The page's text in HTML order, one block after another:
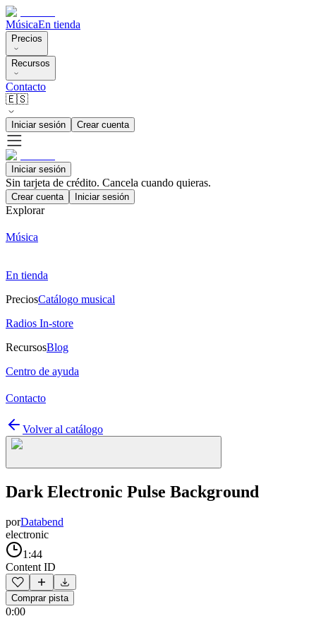
MúsicaEn tienda
Precios
Recursos
Contacto
🇪🇸
Iniciar sesión Crear cuenta
Iniciar sesión
Sin tarjeta de crédito. Cancela cuando quieras.
Crear cuenta Iniciar sesión
Explorar
Música
En tienda
PreciosCatálogo musical
Radios In-store
RecursosBlog
Centro de ayuda
Contacto
Volver al catálogo
Dark Electronic Pulse Background
porDatabend
electronic
1:44
Content ID
Comprar pista
0:00